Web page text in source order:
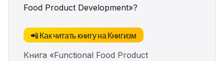
Food Product Development»?
📲 Как читать книгу на Книгизм
Книга «Functional Food Product